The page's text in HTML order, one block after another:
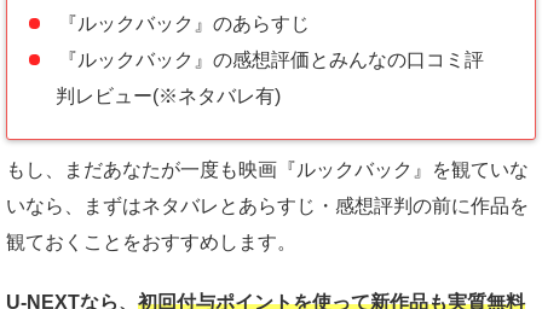
『ルックバック』のあらすじ
『ルックバック』の感想評価とみんなの口コミ評
判レビュー(※ネタバレ有)
もし、まだあなたが一度も映画『ルックバック』を観ていな
いなら、まずはネタバレとあらすじ・感想評判の前に作品を
観ておくことをおすすめします。
U-NEXTなら、 初回付与ポイントを使って新作品も実質無料